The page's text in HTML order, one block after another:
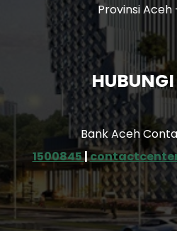
Provinsi Aceh
Bank Aceh
1500845|